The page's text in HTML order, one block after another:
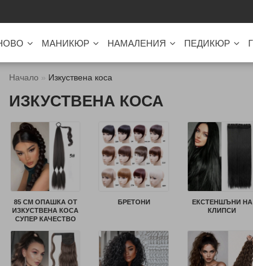
МАНИКЮР НАМАЛЕНИЯ ПЕДИКЮР
Начало Изкуствена коса
ИЗКУСТВЕНА КОСА
85 СМ ОПАШКА ОТ
ИЗКУСТВЕНА КОСА
СУПЕР КАЧЕСТВО
БРЕТОНИ
ЕКСТЕНШЪНИ НА
КЛИПСИ